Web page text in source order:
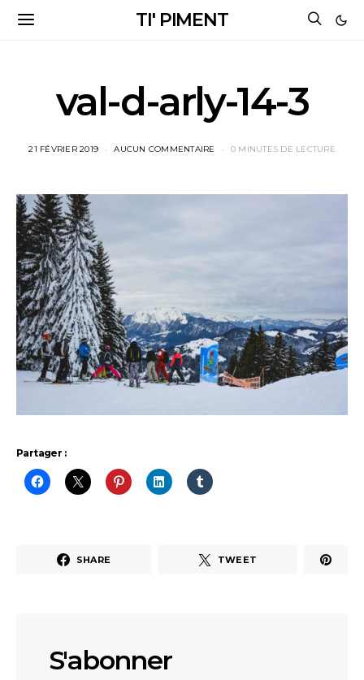
TI' PIMENT
val-d-arly-14-3
21 FÉVRIER 2019 AUCUN COMMENTAIRE 0 MINUTES DE LECTURE
Partager :
SHARE TWEET
S'abonner